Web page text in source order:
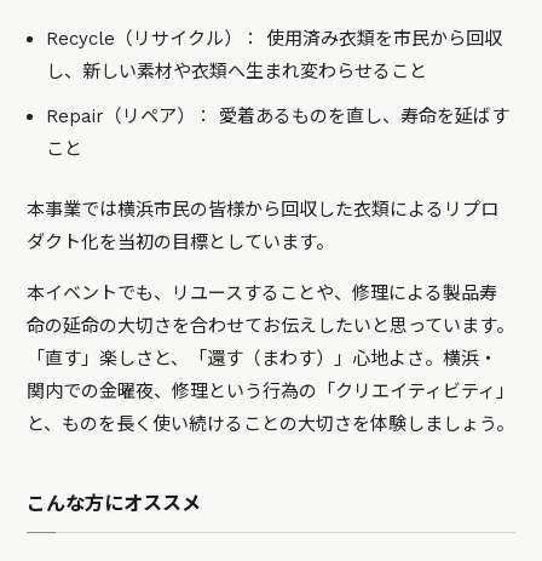
Recycle（リサイクル）： 使用済み衣類を市民から回収
し、新しい素材や衣類へ生まれ変わらせること
Repair（リペア）： 愛着あるものを直し、寿命を延ばす
こと
本事業では横浜市民の皆様から回収した衣類によるリプロ
ダクト化を当初の目標としています。
本イベントでも、リユースすることや、修理による製品寿
命の延命の大切さを合わせてお伝えしたいと思っています。
「直す」楽しさと、「還す（まわす）」心地よさ。横浜・
関内での金曜夜、修理という行為の「クリエイティビティ」
と、ものを長く使い続けることの大切さを体験しましょう。
こんな方にオススメ